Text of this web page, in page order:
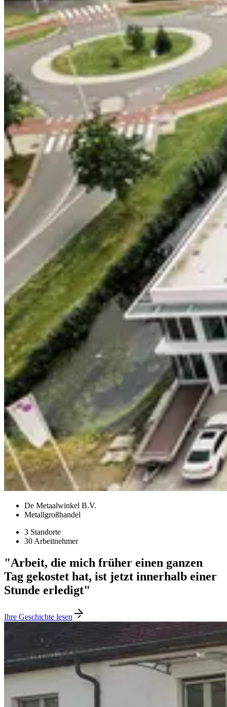
De Metaalwinkel B.V.
Metallgroßhandel
3 Standorte
30 Arbeitnehmer
"Arbeit, die mich früher einen ganzen
Tag gekostet hat, ist jetzt innerhalb einer
Stunde erledigt"
Ihre Geschichte lesen